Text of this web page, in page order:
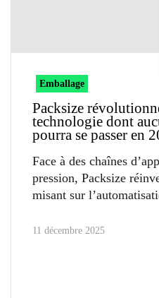
Emballage
Packsize
technologie dont
pourra se passer en
Face à des chaînes
pression, Packsize
misant sur
11 décembre 2025